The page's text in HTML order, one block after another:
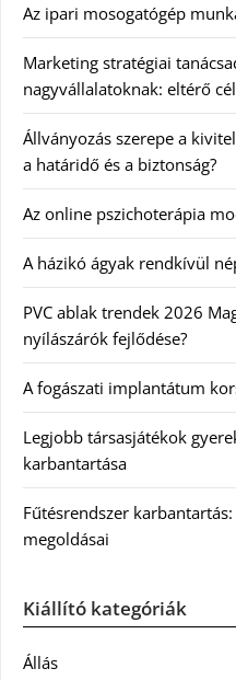
Az ipari mosogatógép
Marketing stratégiai
nagyvállalatoknak: eltérő
Állványozás szerepe a
a határidő és a biztonság?
Az online pszichoterápia
A házikó ágyak rendkívül
PVC ablak trendek 2026
nyílászárók fejlődése?
A fogászati implantátum
Legjobb társasjátékok
karbantartása
Fűtésrendszer
megoldásai
Kiállító kategóriák
Állás